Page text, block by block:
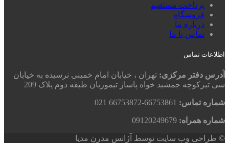
پرداخت مستقیم
فروشگاه
درباره ما
تماس با ما
اطلاعات تماس
آدرس دفتر مرکزی: تهران ، خیابان امام خمینی نرسیده به خیابان
سی تیرکوچه جمشید خواه پاساژ تیموریان طبقه دوم پلاک 209
شماره تماس:
شماره همراه:
© طراحی وب سایت توسط آژانس مدرن مدیا